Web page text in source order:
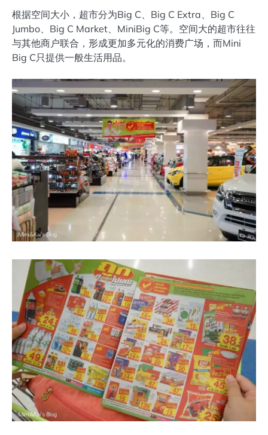
根据空间大小，超市分为Big C、Big C Extra、Big C
Jumbo、Big C Market、MiniBig C等。空间大的超市往往
与其他商户联合，形成更加多元化的消费广场，而Mini
Big C只提供一般生活用品。